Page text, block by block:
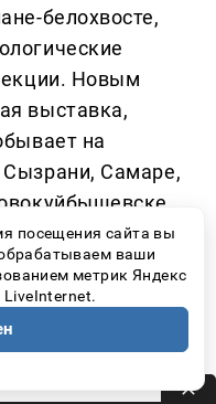
белохвосте,
Новым
выставка,
на
Сызрани, Самаре,
и домах
просто
и принять
посещения сайта вы
ваши
метрик Яндекс